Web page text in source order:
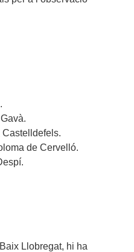
Castelldefels.
de Cervelló.
Llobregat, hi ha